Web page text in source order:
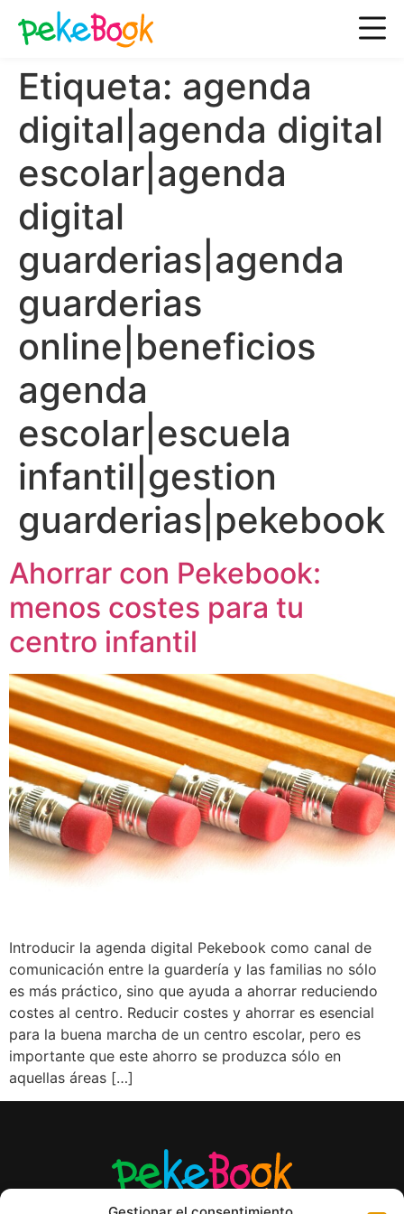
Etiqueta: agenda
digital|agenda digital
escolar|agenda
digital
guarderias|agenda
guarderias
online|beneficios
agenda
escolar|escuela
infantil|gestion
guarderias|pekebook
Ahorrar con Pekebook:
menos costes para tu
centro infantil
Introducir la agenda digital Pekebook como canal de
comunicación entre la guardería y las familias no sólo
es más práctico, sino que ayuda a ahorrar reduciendo
costes al centro. Reducir costes y ahorrar es esencial
para la buena marcha de un centro escolar, pero es
importante que este ahorro se produzca sólo en
aquellas áreas […]